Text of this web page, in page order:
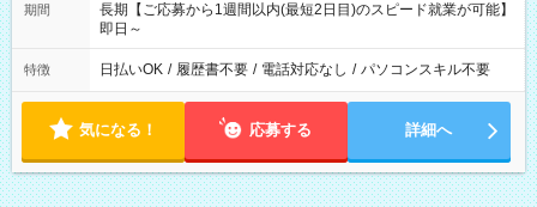
期間
長期【ご応募から1週間以内(最短2日目)のスピード就業が可能】
即日～
特徴 日払いOK / 履歴書不要 / 電話対応なし / パソコンスキル不要
気になる！ 応募する 詳細へ